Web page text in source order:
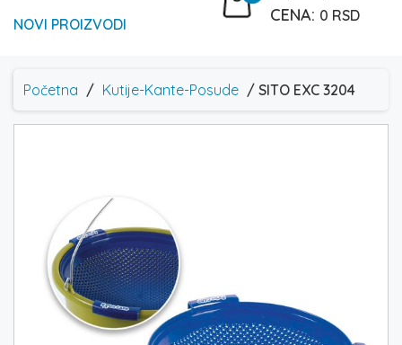
NOVI PROIZVODI
0 RSD
Početna / Kutije-Kante-Posude / SITO EXC 3204